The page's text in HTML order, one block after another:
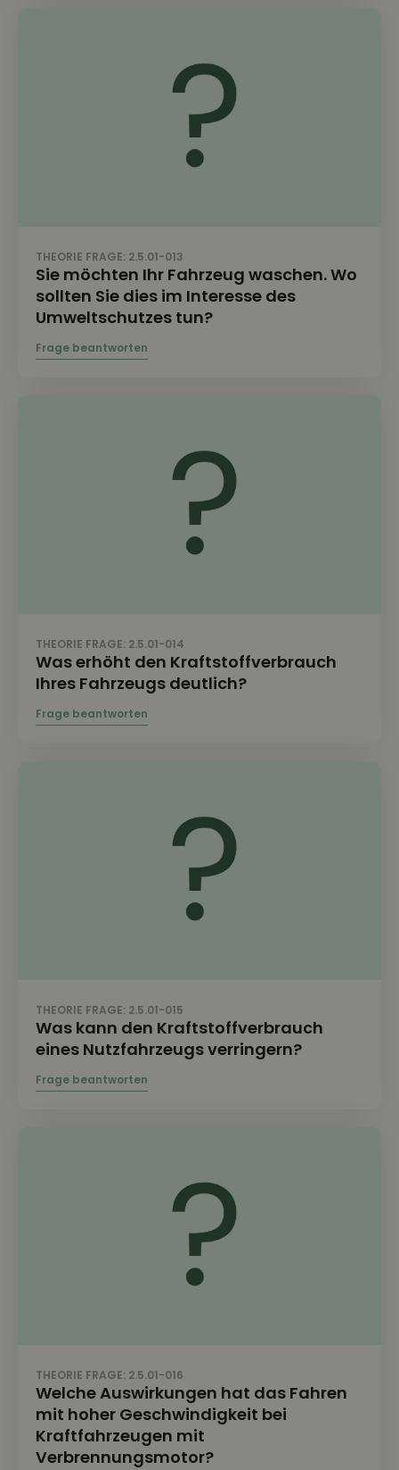
THEORIE FRAGE: 2.5.01-013
Sie möchten Ihr Fahrzeug waschen. Wo
sollten Sie dies im Interesse des
Umweltschutzes tun?
THEORIE FRAGE: 2.5.01-014
Was erhöht den Kraftstoffverbrauch
Ihres Fahrzeugs deutlich?
THEORIE FRAGE: 2.5.01-015
Was kann den Kraftstoffverbrauch
eines Nutzfahrzeugs verringern?
THEORIE FRAGE: 2.5.01-016
Welche Auswirkungen hat das Fahren
mit hoher Geschwindigkeit bei
Kraftfahrzeugen mit
Verbrennungsmotor?